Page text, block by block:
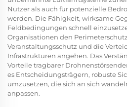
Nutzer als auch für potenzielle
werden. Die Fähigkeit, wirksame
Feldbedingungen schnell
Organisationen den
Veranstaltungsschutz und die
Infrastrukturen angehen. Das
Vorteile tragbarer
es Entscheidungsträgern, robuste
umzusetzen, die sich an sich
anpassen.